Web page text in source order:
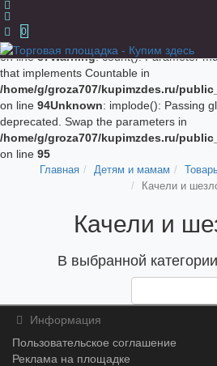
Unknown
: implode(): Passing glue
Swap the parameters in
/home/g/groza707/kupimzdes.ru/
on line87Warning: count(): Parameter
that implements Countable in
/home/g/groza707/kupimzdes.ru/
on line 94Unknown: implode(): Passing
deprecated. Swap the parameters in
/home/g/groza707/kupimzdes.ru/
on line 95
0
Главная Детям и мамам
Качели и
Качели и
В выбранной
Информация
Пользовательское соглашение
Реклама на площадке